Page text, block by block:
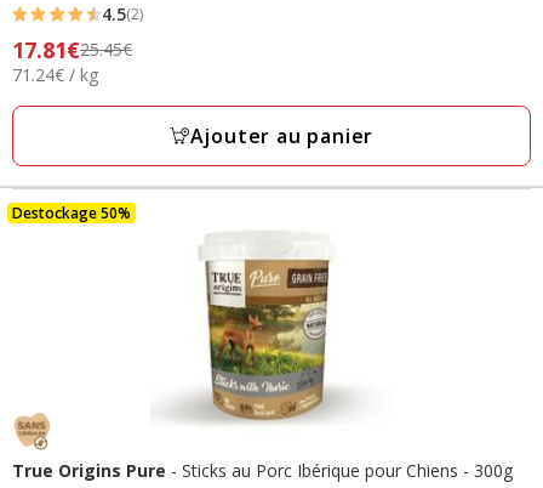
4.5
étoiles
avec
2
4.5(2)
Prix
précédent
25.45€,
final
17.81€
17.81€25.45€
71.24€
Kg
71.24€ / kg
Ajouter au panier
Destockage 50%
True Origins Pure - Sticks au Porc Ibérique pour Chiens - 300g